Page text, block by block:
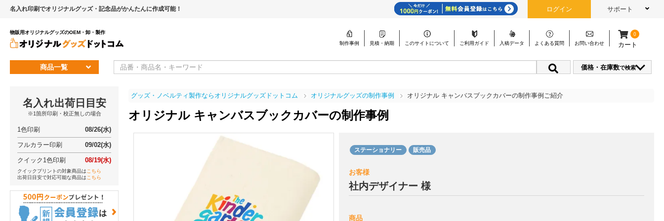
名入れ印刷でオリジナルグッズ・記念品がかんたんに作成可能！ ログイン サポート
物販用オリジナルグッズのOEM・卸・製作
制作事例
見積・納期 このサイトについて ご利用ガイド 入稿データ よくある質問 お問い合わせ
0
カート
商品一覧 価格・在庫数で検索
グッズ・ノベルティ製作ならオリジナルグッズドットコム オリジナルグッズの制作事例 オリジナル キャンバスブックカバーの制作事例ご紹介
オリジナル キャンバスブックカバーの制作事例
ステーショナリー 販売品
お客様
社内デザイナー 様
商品
名入れ出荷日目安
※1箇所印刷・校正無しの場合
1色印刷 08/26(水)
フルカラー印刷 09/02(水)
クイック1色印刷 08/19(水)
クイックプリントの対象商品は こちら
出荷日目安で対応可能な商品は こちら